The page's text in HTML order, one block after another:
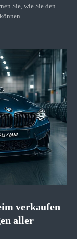
Sie, wie Sie den
verkaufen
aller